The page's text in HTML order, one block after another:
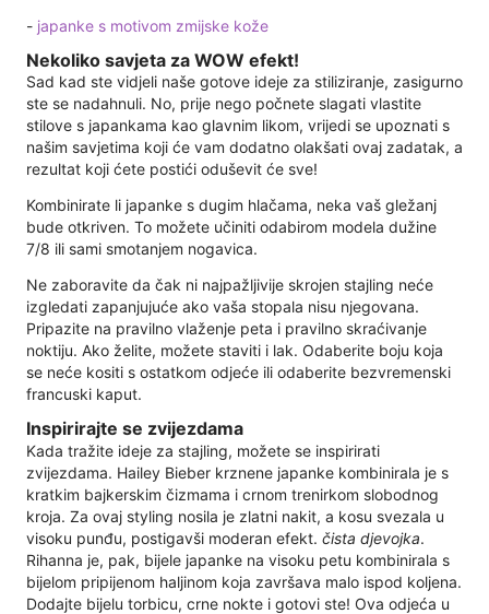
- japanke s motivom zmijske kože
Nekoliko savjeta za WOW efekt!
Sad kad ste vidjeli naše gotove ideje za stiliziranje, zasigurno
ste se nadahnuli. No, prije nego počnete slagati vlastite
stilove s japankama kao glavnim likom, vrijedi se upoznati s
našim savjetima koji će vam dodatno olakšati ovaj zadatak, a
rezultat koji ćete postići oduševit će sve!
Kombinirate li japanke s dugim hlačama, neka vaš gležanj
bude otkriven. To možete učiniti odabirom modela dužine
7/8 ili sami smotanjem nogavica.
Ne zaboravite da čak ni najpažljivije skrojen stajling neće
izgledati zapanjujuće ako vaša stopala nisu njegovana.
Pripazite na pravilno vlaženje peta i pravilno skraćivanje
noktiju. Ako želite, možete staviti i lak. Odaberite boju koja
se neće kositi s ostatkom odjeće ili odaberite bezvremenski
francuski kaput.
Inspirirajte se zvijezdama
Kada tražite ideje za stajling, možete se inspirirati
zvijezdama. Hailey Bieber krznene japanke kombinirala je s
kratkim bajkerskim čizmama i crnom trenirkom slobodnog
kroja. Za ovaj styling nosila je zlatni nakit, a kosu svezala u
visoku punđu, postigavši ​​moderan efekt. čista djevojka.
Rihanna je, pak, bijele japanke na visoku petu kombinirala s
bijelom pripijenom haljinom koja završava malo ispod koljena.
Dodajte bijelu torbicu, crne nokte i gotovi ste! Ova odjeća u